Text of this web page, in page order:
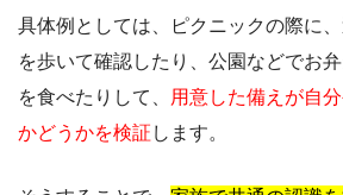
具体例としては、ピクニックの際に
を歩いて確認したり、公園などでお
を食べたりして、 用意した備えが自
かどうかを検証 します。